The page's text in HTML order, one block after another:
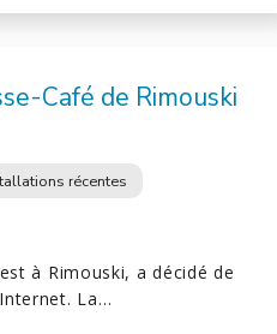
Café de Rimouski
récentes
à Rimouski, a décidé de
La…